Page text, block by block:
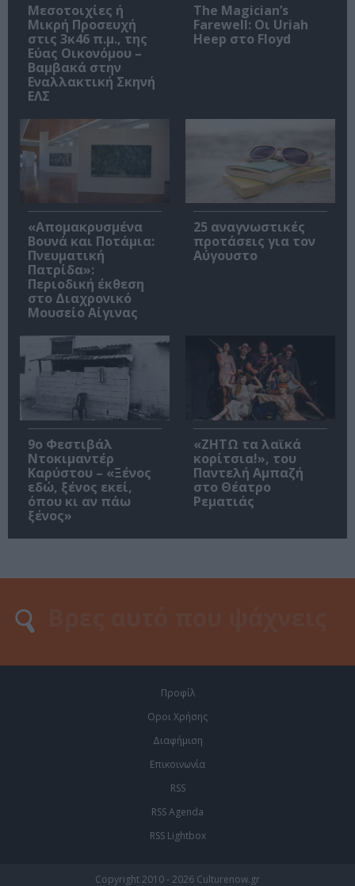
Μεσοτοιχίες ή
Μικρή Προσευχή
στις 3κ46 π.μ., της
Εύας Οικονόμου –
Βαμβακά στην
Εναλλακτική Σκηνή
ΕΛΣ
The Magician’s
Farewell: Οι Uriah
Heep στο Floyd
«Απομακρυσμένα
Βουνά και Ποτάμια:
Πνευματική
Πατρίδα»:
Περιοδική έκθεση
στο Διαχρονικό
Μουσείο Αίγινας
25 αναγνωστικές
προτάσεις για τον
Αύγουστο
9ο Φεστιβάλ
Ντοκιμαντέρ
Καρύστου – «Ξένος
εδώ, ξένος εκεί,
όπου κι αν πάω
ξένος»
«ΖΗΤΩ τα λαϊκά
κορίτσια!», του
Παντελή Αμπαζή
στο Θέατρο
Ρεματιάς
Προφίλ
Οροι Χρήσης
Διαφήμιση
Επικοινωνία
RSS
RSS Agenda
RSS Lightbox
Copyright 2010 - 2026 Culturenow.gr